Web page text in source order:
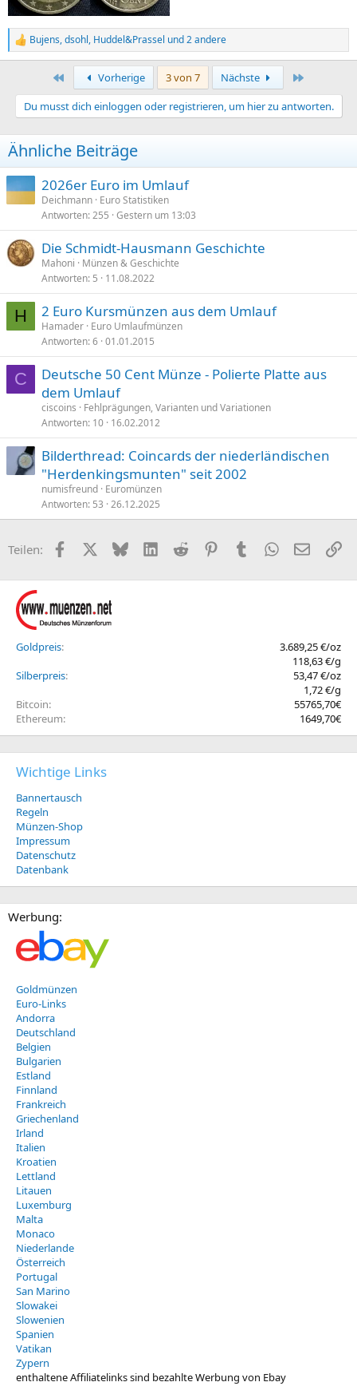
R
e
t
o
n
e
n
:
Bujens,dsohl, Huddel&Prassel und 2 andere
Erste Vorherige 3 von 7 Nächste
Du musst dich einloggen oder registrieren, um hier zu antworten.
Ähnliche Beiträge
2026er Euro im Umlauf
Deichmann Euro Statistiken
Antworten 255 Gestern um 13:03
Die Schmidt-Hausmann Geschichte
Mahoni
Münzen & Geschichte
Antworten 5 11.08.2022
H 2 Euro Kursmünzen aus dem Umlauf
Hamader Euro Umlaufmünzen
Antworten 6 01.01.2015
C
Deutsche 50 Cent Münze - Polierte Platte aus
dem Umlauf
ciscoins
Fehlprägungen, Varianten und Variationen
Antworten 10 16.02.2012
Bilderthread: Coincards der niederländischen
"Herdenkingsmunten" seit 2002
numisfreund Euromünzen
Antworten 53 26.12.2025
Teilen: FacebookX (Twitter)
BlueskyLinkedIn
Reddit PinterestTumblr WhatsApp
E-Mail
Goldpreis
3.689,25 €/oz
118,63 €/g
Silberpreis
53,47 €/oz
1,72 €/g
Bitcoin
55765,70€
Ethereum
1649,70€
Wichtige Links
Bannertausch
Regeln
Münzen-Shop
Impressum
Datenschutz
Datenbank
Werbung:
Goldmünzen
Euro-Links
Andorra
Deutschland
Belgien
Bulgarien
Estland
Finnland
Frankreich
Griechenland
Irland
Italien
Kroatien
Lettland
Litauen
Luxemburg
Malta
Monaco
Niederlande
Österreich
Portugal
San Marino
Slowakei
Slowenien
Spanien
Vatikan
Zypern
enthaltene Affiliatelinks sind bezahlte Werbung von Ebay